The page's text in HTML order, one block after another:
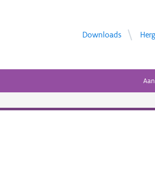
Downloads